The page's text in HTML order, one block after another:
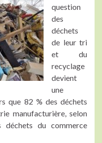
question
des
déchets
de leur tri
et du
recyclage
devient
une
que 82 % des déchets
manufacturière, selon
déchets du commerce